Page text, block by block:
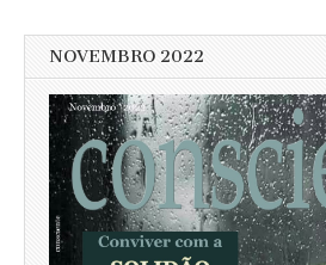
NOVEMBRO 2022